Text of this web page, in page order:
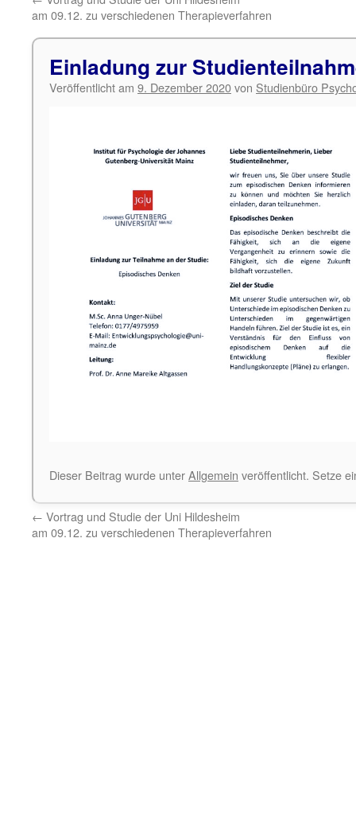
am 09.12. zu verschiedenen Therapieverfahren
Einladung zur
Veröffentlicht am 9. Dezember 2020von Studienbüro
Dieser Beitrag wurde unterAllgemein veröffentlicht. Setze
← Vortrag und Studie der Uni Hildesheim
am 09.12. zu verschiedenen Therapieverfahren